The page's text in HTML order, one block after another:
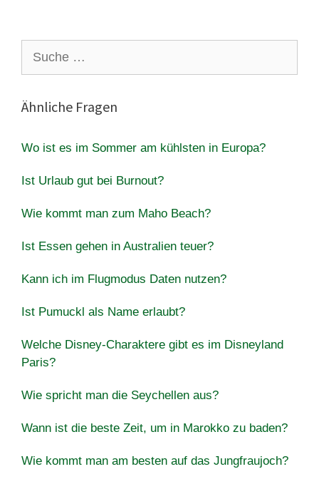
nach:
Ähnliche Fragen
Wo ist es im Sommer am kühlsten in Europa?
Ist Urlaub gut bei Burnout?
Wie kommt man zum Maho Beach?
Ist Essen gehen in Australien teuer?
Kann ich im Flugmodus Daten nutzen?
Ist Pumuckl als Name erlaubt?
Welche Disney-Charaktere gibt es im Disneyland
Paris?
Wie spricht man die Seychellen aus?
Wann ist die beste Zeit, um in Marokko zu baden?
Wie kommt man am besten auf das Jungfraujoch?